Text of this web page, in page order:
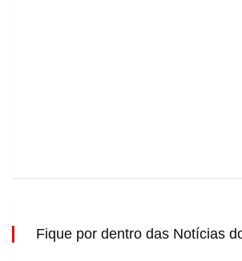
Fique por dentro das Notícias